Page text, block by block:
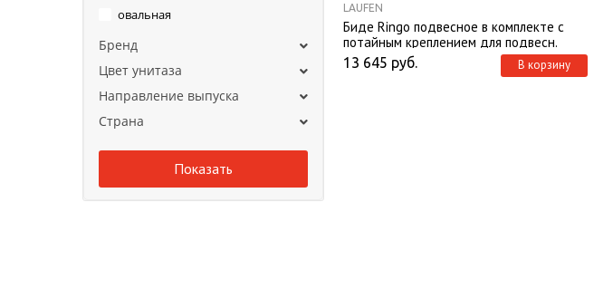
овальная
Бренд
Цвет унитаза
Направление выпуска
Страна
LAUFEN
Биде Ringo подвесное в комплекте с
потайным креплением для подвесн.
унитаза RNGSLBI01
13 645 руб. В корзину